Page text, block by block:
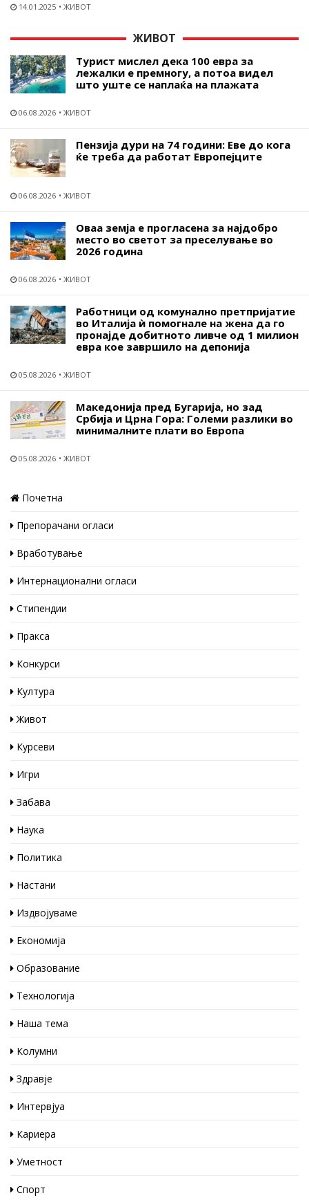
14.01.2025 ЖИВОТ
ЖИВОТ
Турист мислел дека 100 евра за
лежалки е премногу, а потоа видел
што уште се наплаќа на плажата
06.08.2026 ЖИВОТ
Пензија дури на 74 години: Еве до кога
ќе треба да работат Европејците
06.08.2026 ЖИВОТ
Оваа земја е прогласена за најдобро
место во светот за преселување во
2026 година
06.08.2026 ЖИВОТ
Работници од комунално претпријатие
во Италија ѝ помогнале на жена да го
пронајде добитното ливче од 1 милион
евра кое завршило на депонија
05.08.2026 ЖИВОТ
Македонија пред Бугарија, но зад
Србија и Црна Гора: Големи разлики во
минималните плати во Европа
05.08.2026 ЖИВОТ
Почетна
Препорачани огласи
Вработување
Интернационални огласи
Стипендии
Пракса
Конкурси
Култура
Живот
Курсеви
Игри
Забава
Наука
Политика
Настани
Издвојуваме
Економија
Образование
Технологија
Наша тема
Колумни
Здравје
Интервјуа
Кариера
Уметност
Спорт